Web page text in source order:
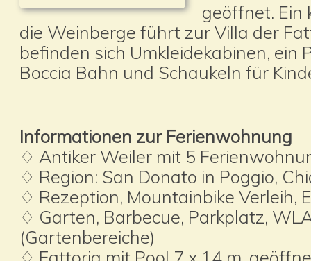
geöffnet. Ein
die Weinberge führt zur Villa der
befinden sich Umkleidekabinen, ein
Boccia Bahn und Schaukeln für
Informationen zur Ferienwohnung
♢ Antiker Weiler mit 5
♢ Region: San Donato in Poggio,
♢ Rezeption, Mountainbike Verleih,
♢ Garten, Barbecue, Parkplatz,
(Gartenbereiche)